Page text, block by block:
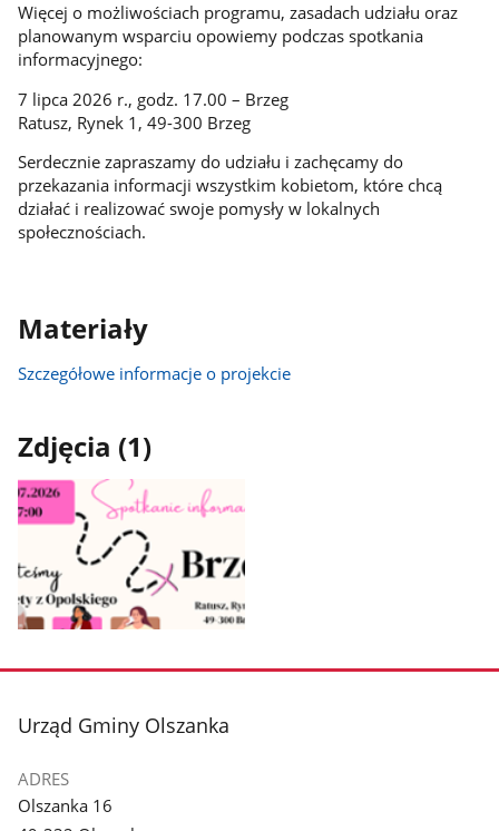
Więcej o możliwościach programu, zasadach udziału oraz
planowanym wsparciu opowiemy podczas spotkania
informacyjnego:
7 lipca 2026 r., godz. 17.00 – Brzeg
Ratusz, Rynek 1, 49-300 Brzeg
Serdecznie zapraszamy do udziału i zachęcamy do
przekazania informacji wszystkim kobietom, które chcą
działać i realizować swoje pomysły w lokalnych
społecznościach.
Materiały
Szczegółowe informacje o projekcie
Zdjęcia (1)
galerii.
stopka
Urząd Gminy Olszanka
ADRES
Olszanka 16